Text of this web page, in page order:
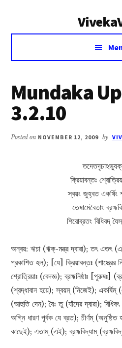
Voice
Vivekananda
Mundaka
3.2.10
Posted on NOVEMBER 12, 2009 by
ক্রিয়াবন্তঃ
স্বয়ং জুহ্বত একৰ্ষিং
তেষামেবৈতাং
শিরোব্রতং বিধিবদ্‌
অন্বয়: ঋচা (ঋক্‌-মন্ত্র দ্বারা); তৎ
প্রকাশিত হল); [যে] ক্রিয়াবন্তঃ (শাস্ত্রের
শ্রোত্রিয়াঃ (বেদজ্ঞ); ব্রহ্মনিষ্ঠাঃ [পুরুষঃ]
(শ্রদ্ধাবান হয়ে); স্বয়ম্ (নিজেই);
(আহুতি দেন); যৈঃ তু (যাঁদের দ্বারা);
অগ্নি ধারণ পূর্বক যে ব্রত); চীৰ্ণম্‌
কাছেই); এতাম্‌ (এই); ব্রহ্মবিদ্যাম্